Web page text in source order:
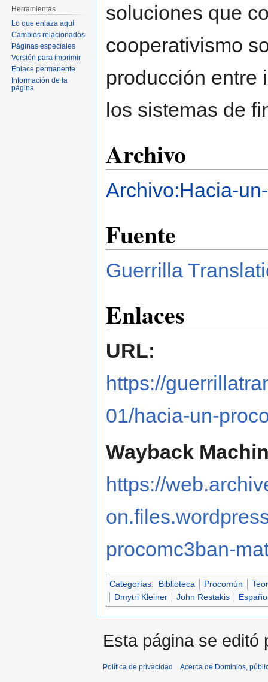
soluciones que
cooperativismo
producción entre
los sistemas de
Archivo
Archivo:Hacia-
Fuente
Guerrilla
Enlaces
URL:
https://
01/hacia-un-
Wayback
https://
procomc3ban-
Categorías: Biblioteca Procomún
Dmytri Kleiner
John Restakis
Herramientas
Lo que enlaza aquí
Cambios relacionados
Páginas especiales
Versión para imprimir
Enlace permanente
Información de la
página
Esta página se editó
Política de privacidad Acerca de Dominios,